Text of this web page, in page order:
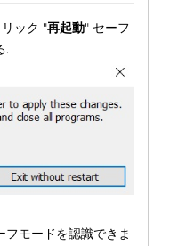
ック "再起動" セーフ
.
モードを認識できま